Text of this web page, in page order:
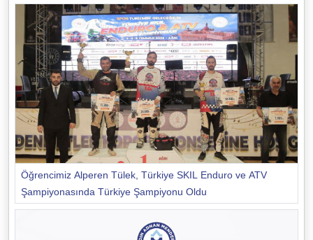
Öğrencimiz Alperen Tülek, Türkiye SKIL Enduro ve ATV
Şampiyonasında Türkiye Şampiyonu Oldu